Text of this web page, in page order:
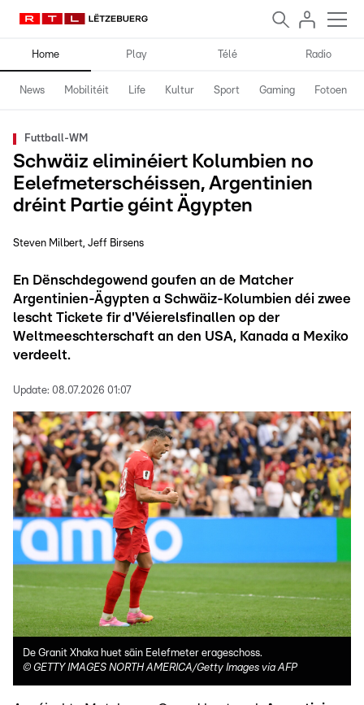
Home Play Télé Radio
News Mobilitéit Life Kultur Sport Gaming Fotoen
Futtball-WM
Schwäiz eliminéiert Kolumbien no
Eelefmeterschéissen, Argentinien
dréint Partie géint Ägypten
Steven Milbert Jeff Birsens
En Dënschdegowend goufen an de Matcher
Argentinien-Ägypten a Schwäiz-Kolumbien déi zwee
lescht Tickete fir d'Véierelsfinallen op der
Weltmeeschterschaft an den USA, Kanada a Mexiko
verdeelt.
Update: 08.07.2026 01:07
De Granit Xhaka huet säin Eelefmeter erageschoss.
© GETTY IMAGES NORTH AMERICA/Getty Images via AFP